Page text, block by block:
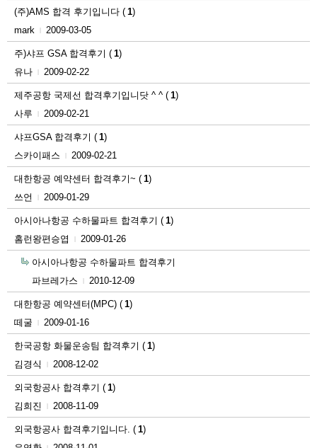
(주)AMS 합격 후기입니다 ( 1)
mark
2009-03-05
주)샤프 GSA 합격후기 ( 1)
유나
2009-02-22
제주공항 국제선 합격후기입니닷 ^ ^ ( 1)
사루
2009-02-21
샤프GSA 합격후기 ( 1)
스카이패스
2009-02-21
대한항공 예약센터 합격후기~ ( 1)
쓰언
2009-01-29
아시아나항공 수하물파트 합격후기 ( 1)
홈런왕편승엽
2009-01-26
아시아나항공 수하물파트 합격후기
파브레가스
2010-12-09
대한항공 예약센터(MPC) ( 1)
떼굴
2009-01-16
한국공항 화물운송팀 합격후기 ( 1)
김경식
2008-12-02
외국항공사 합격후기 ( 1)
김희진
2008-11-09
외국항공사 합격후기입니다. ( 1)